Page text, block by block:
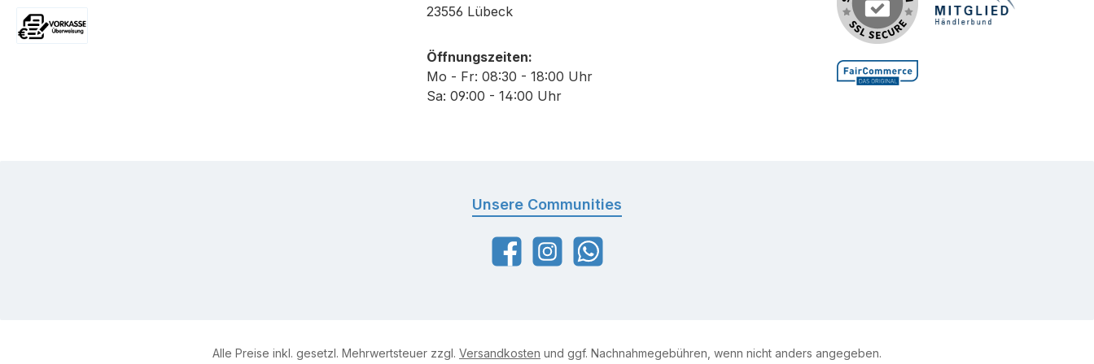
qualität und Fertigungs-Know-
Schurhöhe: 3,2 mm Scherbreite:
40 mm
qualität und Fertigungs-Know-
How Scherkopfgröße: 4
Schurhöhe: 9,5 mm Scherbreite:
23556 Lübeck
Öffnungszeiten:
Mo - Fr: 08:30 - 18:00 Uhr
Sa: 09:00 - 14:00 Uhr
Unsere Communities
FacebookInstagramWhatsApp
Alle Preise inkl. gesetzl. Mehrwertsteuer zzgl. Versandkosten und ggf. Nachnahmegebühren, wenn nicht anders angegeben.